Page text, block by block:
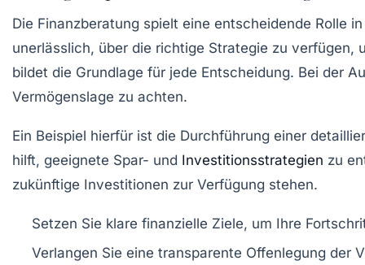
Die Finanzberatung spielt eine entscheidende Rolle
unerlässlich, über die richtige Strategie zu verfügen,
bildet die Grundlage für jede Entscheidung. Bei der
Vermögenslage zu achten.
Ein Beispiel hierfür ist die Durchführung einer
hilft, geeignete Spar- und Investitionsstrategien zu
zukünftige Investitionen zur Verfügung stehen.
Setzen Sie klare finanzielle Ziele, um Ihre
Verlangen Sie eine transparente Offenlegung der